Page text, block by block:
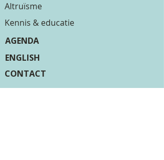
Altruïsme
Kennis & educatie
AGENDA
ENGLISH
CONTACT